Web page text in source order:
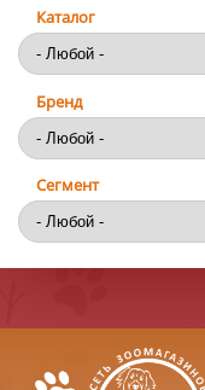
Каталог
Бренд
Сегмент